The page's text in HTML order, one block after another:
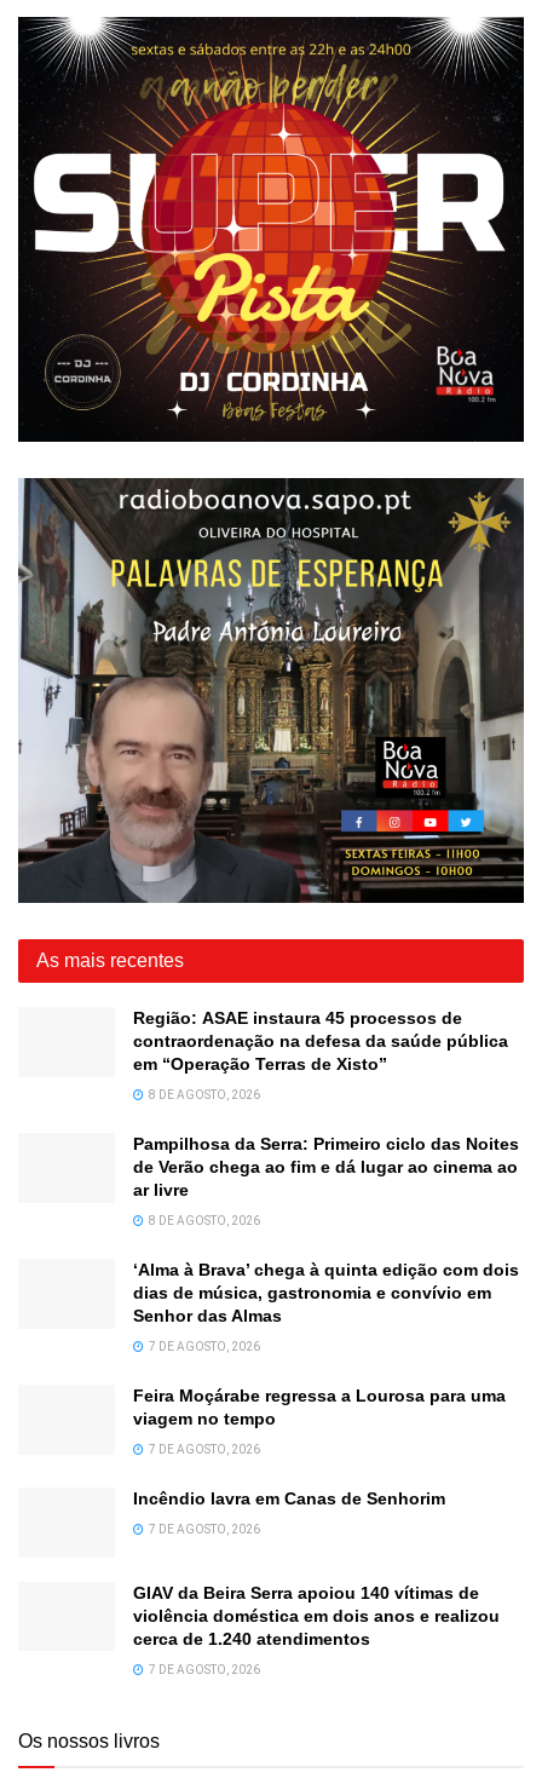
As mais recentes
Região: ASAE instaura 45 processos de
contraordenação na defesa da saúde pública
em “Operação Terras de Xisto”
8 DE AGOSTO, 2026
Pampilhosa da Serra: Primeiro ciclo das Noites
de Verão chega ao fim e dá lugar ao cinema ao
ar livre
8 DE AGOSTO, 2026
‘Alma à Brava’ chega à quinta edição com dois
dias de música, gastronomia e convívio em
Senhor das Almas
7 DE AGOSTO, 2026
Feira Moçárabe regressa a Lourosa para uma
viagem no tempo
7 DE AGOSTO, 2026
Incêndio lavra em Canas de Senhorim
7 DE AGOSTO, 2026
GIAV da Beira Serra apoiou 140 vítimas de
violência doméstica em dois anos e realizou
cerca de 1.240 atendimentos
7 DE AGOSTO, 2026
Os nossos livros